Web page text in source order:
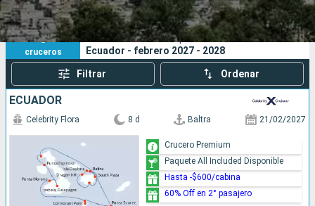
Puertos Compañías
Buscar
3
cruceros
Sus criterios de búsqueda:
Ecuador - febrero 2027 - 2028
Filtrar Ordenar
ECUADOR
Celebrity Flora 8 d Baltra 21/02/2027
Crucero Premium
Paquete All Included Disponible
Hasta -$600/cabina
60% Off en 2° pasajero